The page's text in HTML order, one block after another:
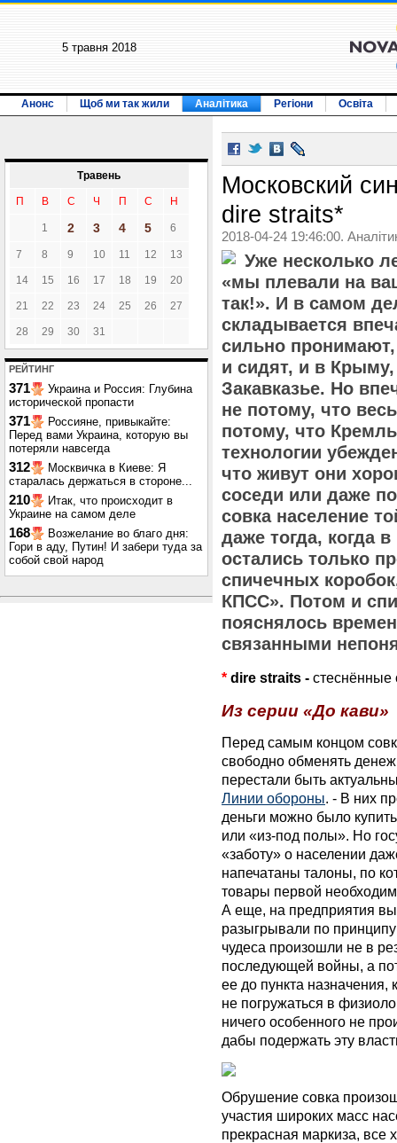
5 травня 2018
Анонс Щоб ми так жили Аналітика Регіони Освіта
Травень
П В С Ч П С Н
1 2 3 4 5 6
7 8 9 10 11 12 13
14 15 16 17 18 19 20
21 22 23 24 25 26 27
28 29 30 31
РЕЙТИНГ
371
Украина и Россия: Глубина
исторической пропасти
371
Россияне, привыкайте:
Перед вами Украина, которую вы
потеряли навсегда
312
Москвичка в Киеве: Я
старалась держаться в стороне...
210
Итак, что происходит в
Украине на самом деле
168
Возжелание во благо дня:
Гори в аду, Путин! И забери туда за
собой свой народ
Московский
dire straits*
2018-04-24 19:46:00.
Уже несколько
«мы плевали на
так!». И в самом
складывается
сильно
и сидят, и в
Закавказье. Но
не потому, что
потому, что
технологии
что живут они
соседи или даже
совка население
даже тогда, когда
остались только
спичечных
КПСС». Потом и
пояснялось
связанными
* dire straits - стеснённые
Из серии «До кави»
Перед самым концом
свободно обменять
перестали быть
Линии обороны. - В них
деньги можно было
или «из-под полы». Но
«заботу» о населении
напечатаны талоны, по
товары первой
А еще, на предприятия
разыгрывали по
чудеса произошли не в
последующей войны, а
ее до пункта
не погружаться в
ничего особенного не
дабы подержать эту
Обрушение совка
участия широких масс
прекрасная маркиза,